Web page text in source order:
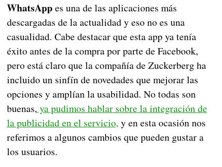
WhatsAppes una de las aplicaciones más
descargadas de la actualidad y eso no es una
casualidad. Cabe destacar que esta app ya tenía
éxito antes de la compra por parte de Facebook,
pero está claro que la compañía de Zuckerberg ha
incluido un sinfín de novedades que mejorar las
opciones y amplían la usabilidad. No todas son
buenas, ya pudimos hablar sobre la integración de
la publicidad en el servicio, y en esta ocasión nos
referimos a algunos cambios que pueden gustar a
los usuarios.